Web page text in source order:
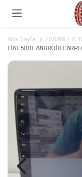
Ana Sayfa
EKRANLI
FİAT 500L ANDROİD